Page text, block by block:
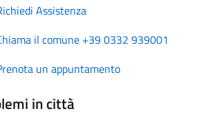
Assistenza
il comune +39 0332 939001
un appuntamento
in città